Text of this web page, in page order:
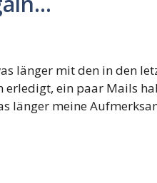
länger mit den in den
erledigt, ein paar Mails
länger meine